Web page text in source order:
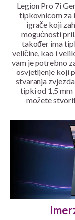
Legion Pro 7i
tipkovnicom za
igrače koji
mogućnosti
također ima
veličine, kao i
vam je potrebno
osvjetljenje koji
stvaranja
tipki od 1,5 mm
možete